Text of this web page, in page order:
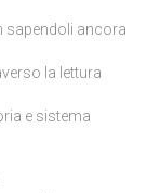
sapendoli ancora
la lettura
e sistema